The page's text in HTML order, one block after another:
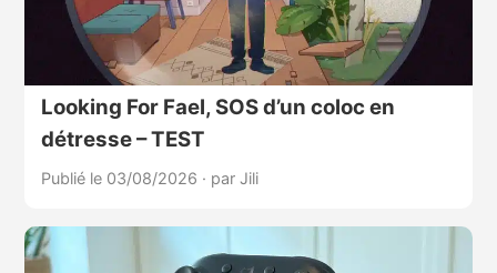
Looking For Fael, SOS d’un coloc en
détresse – TEST
Publié le 03/08/2026 · par Jili